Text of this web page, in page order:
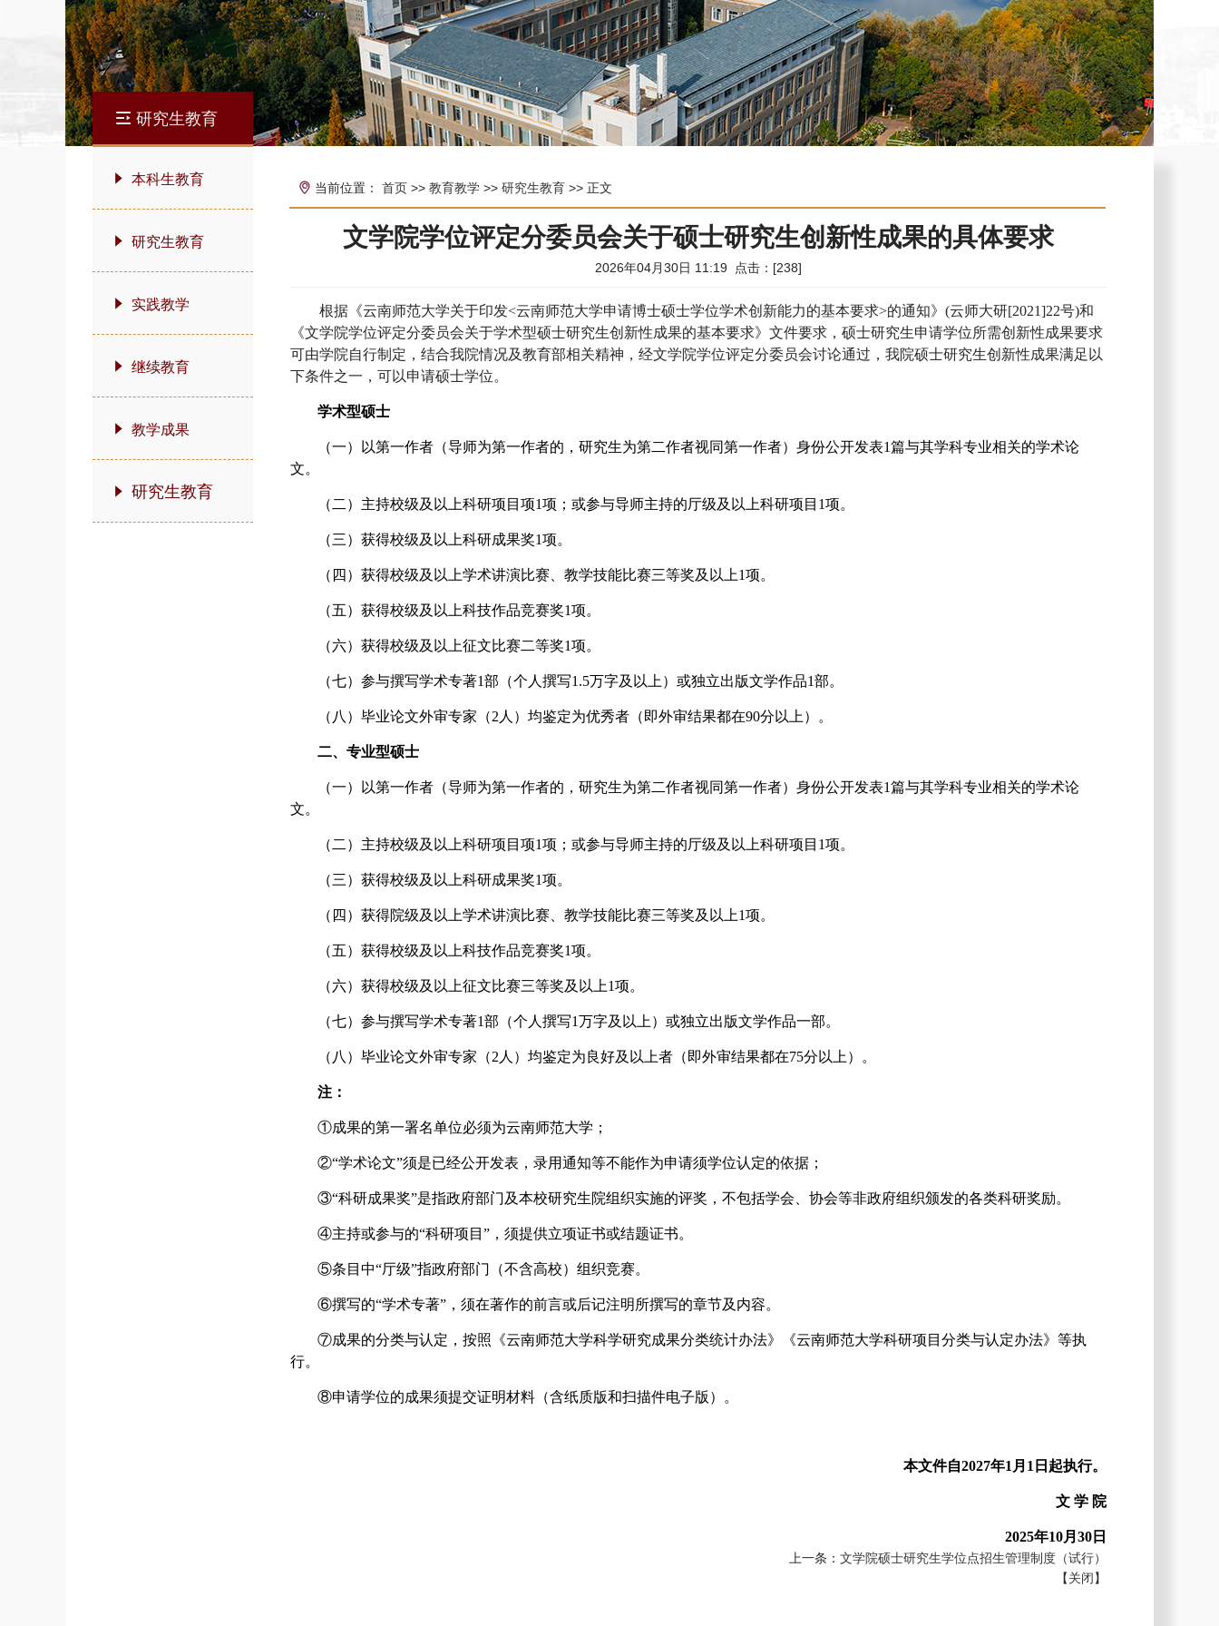
研究生教育
本科生教育
研究生教育
实践教学
继续教育
教学成果
研究生教育
当前位置： 首页>> 教育教学>> 研究生教育>> 正文
文学院学位评定分委员会关于硕士研究生创新性成果的具体要求
2026年04月30日 11:19 点击：[238]
根据《云南师范大学关于印发<云南师范大学申请博士硕士学位学术创新能力的基本要求>的通知》(云师大研[2021]22号)和
《文学院学位评定分委员会关于学术型硕士研究生创新性成果的基本要求》文件要求 ，硕士研究生申请学位所需创新性成果要求
可由学院自行制定，结合我院情况及教育部相关精神，经文学院学位评定分委员会讨论通过，我院硕士研究生创新性成果满足以
下条件之一，可以申请硕士学位。
学术型硕士
（一） 以第一作者（导师为第一作者的，研究生为第二作者视同第一作者）身份公开发表1篇与其学科专业相关的学术论
文。
（ 二 ） 主持校级及以上科研项目项1项；或参与导师主持的厅级及以上科研项目 1项。
（三）获得校级及以上科研成果奖1项。
（ 四 ）获得校级及以上学术讲演比赛、教学技能比赛三等奖及以上1项。
（五）获得校级及以上科技作品竞赛奖1项。
（六）获得校级及以上征文比赛二等奖1项。
（七）参与撰写学术专著1部（个人撰写1.5万字及以上）或独立出版文学作品1部。
（ 八 ）毕业论文外审专家 （2人 ）均鉴定为优秀者（即外审结果都在90分以上）。
二、专业型硕士
（一） 以第一作者（导师为第一作者的，研究生为第二作者视同第一作者）身份公开发表1篇与其学科专业相关的学术论
文。
（ 二 ） 主持校级及以上科研项目项1项；或参与导师主持的厅级及以上科研项目 1项。
（三）获得校级及以上科研成果奖1项。
（ 四 ）获得院级及以上学术讲演比赛、教学技能比赛三等奖及以上1项。
（五）获得校级及以上科技作品竞赛奖1项。
（六）获得校级及以上征文比赛三等奖及以上1项。
（七）参与撰写学术专著1部（个人撰写1万字及以上）或独立出版文学作品一部。
（ 八 ）毕业论文外审专家 （2人 ）均鉴定为良好及以上者（即外审结果都在75分以上）。
注：
①成果的第一署名单位必须为云南师范大学；
②“学术论文”须是已经公开发表，录用通知等不能作为申请须学位认定的依据；
③“科研成果奖”是指政府部门及本校研究生院组织实施的评奖，不包括学会、协会等非政府组织颁发的各类科研奖励。
④主持或参与的“科研项目”，须提供立项证书或结题证书。
⑤条目中“厅级”指政府部门（不含高校）组织竞赛。
⑥撰写的“学术专著”，须在著作的前言或后记注明所撰写的章节及内容。
⑦成果的分类与认定，按照《云南师范大学科学研究成果分类统计办法》《云南师范大学科研项目分类与认定办法》等执
行。
⑧申请学位的成果须提交证明材料 （含纸质版和扫描件电子版 ） 。
本文件自2027年1月1日起执行。
文 学 院
2025年10月30日
上一条：文学院硕士研究生学位点招生管理制度（试行）
【关闭】